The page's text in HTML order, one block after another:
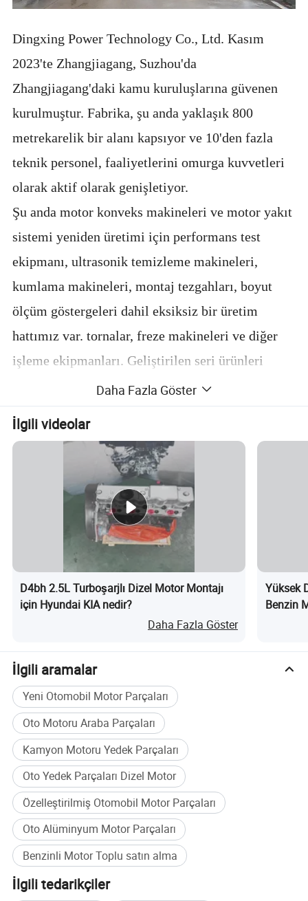
Dingxing Power Technology Co., Ltd. Kasım
2023'te Zhangjiagang, Suzhou'da
Zhangjiagang'daki kamu kuruluşlarına güvenen
kurulmuştur. Fabrika, şu anda yaklaşık 800
metrekarelik bir alanı kapsıyor ve 10'den fazla
teknik personel, faaliyetlerini omurga kuvvetleri
olarak aktif olarak genişletiyor.
Şu anda motor konveks makineleri ve motor yakıt
sistemi yeniden üretimi için performans test
ekipmanı, ultrasonik temizleme makineleri,
kumlama makineleri, montaj tezgahları, boyut
ölçüm göstergeleri dahil eksiksiz bir üretim
hattımız var. tornalar, freze makineleri ve diğer
işleme ekipmanları. Geliştirilen seri ürünleri
arasında Volkswagen, General Motors, Ford,
Toyota, Jaguar Land Rover yolcu arabası serisi
motorlar ve Datong dizel motorlar; Bosch
Cummins ve diğer genel amaçlı yağ pompası
nozulları bulunmaktadır.
Ürün Açıklaması
İyi işlevli orijinal Datong Roewe motor. Orijinal fabrika motor bloğu .
2.0 benzinli model 20L4E. Model Roewe RX5 950 Datong G10 MG
Daha Fazla Göster
İlgili videolar
D4bh 2.5L Turboşarjlı Dizel Motor Montajı
için Hyundai KIA nedir?
Daha Fazla Göster
Yüksek
Benzin
İlgili aramalar
Yeni Otomobil Motor Parçaları
Oto Motoru Araba Parçaları
Kamyon Motoru Yedek Parçaları
Oto Yedek Parçaları Dizel Motor
Özelleştirilmiş Otomobil Motor Parçaları
Oto Alüminyum Motor Parçaları
Benzinli Motor Toplu satın alma
İlgili tedarikçiler